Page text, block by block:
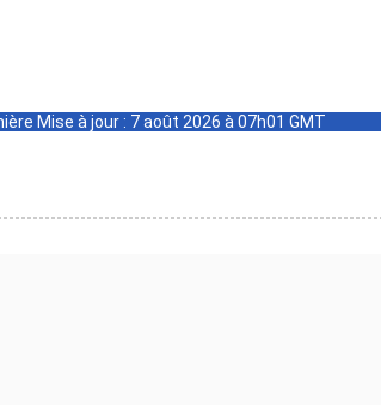
Mise à jour : 7 août 2026 à 07h01 GMT